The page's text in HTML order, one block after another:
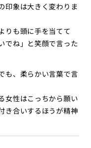
印象は大きく変わりま
りも頭に手を当てて
でね」と笑顔で言った
も、柔らかい言葉で言
女性はこっちから願い
き合いするほうが精神